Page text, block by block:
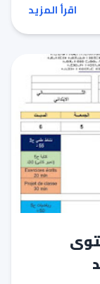
اقرأ المزيد